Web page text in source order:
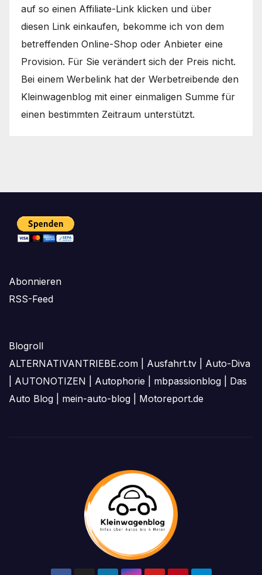
auf so einen Affiliate-Link klicken und über
diesen Link einkaufen, bekomme ich von dem
betreffenden Online-Shop oder Anbieter eine
Provision. Für Sie verändert sich der Preis nicht.
Bei einem Werbelink hat der Werbetreibende den
Kleinwagenblog mit einer einmaligen Summe für
einen bestimmten Zeitraum unterstützt.
Abonnieren
RSS-Feed
Blogroll
ALTERNATIVANTRIEBE.com
Ausfahrt.tv
Auto-Diva
AUTONOTIZEN Autophorie mbpassionblog
Das
Auto Blog
mein-auto-blog Motoreport.de